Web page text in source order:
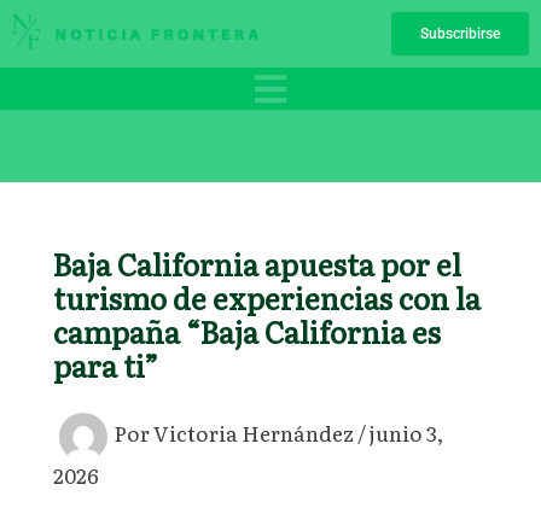
Ir
al
Subscribirse
Baja California apuesta por el
turismo de experiencias con la
campaña “Baja California es
para ti”
PorVictoria Hernández/junio 3,
2026